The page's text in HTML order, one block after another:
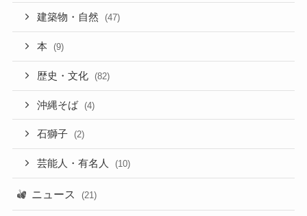
建築物・自然 (47)
本 (9)
歴史・文化 (82)
沖縄そば (4)
石獅子 (2)
芸能人・有名人 (10)
ニュース (21)